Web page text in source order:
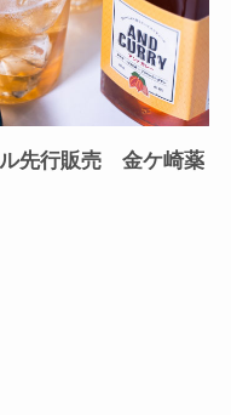
ル先行販売 金ケ崎薬